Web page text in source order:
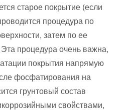
старое покрытие (если
процедура по
затем по ее
процедура очень важна,
покрытия напрямую
фосфатирования на
грунтовый состав
свойствами,